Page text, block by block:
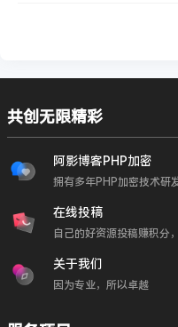
共创无限精彩
阿影博客PHP加密
拥有多年PHP加密技术研
在线投稿
自己的好资源投稿赚积分
关于我们
因为专业，所以卓越